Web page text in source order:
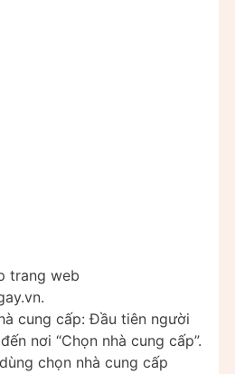
trang web
cung cấp: Đầu tiên người
nơi “Chọn nhà cung cấp”.
chọn nhà cung cấp